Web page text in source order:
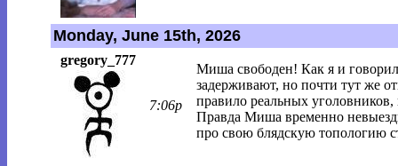
Monday, June 15th, 2026
gregory_777
7:06p
Миша свободен! Как я и
задерживают, но почти тут же
правило реальных
Правда Миша временно
про свою блядскую топологию